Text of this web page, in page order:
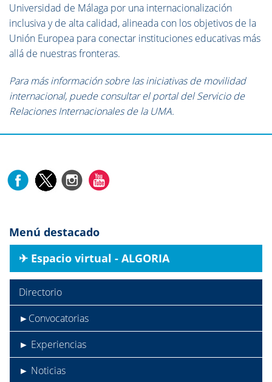
Universidad de Málaga por una internacionalización
inclusiva y de alta calidad, alineada con los objetivos de la
Unión Europea para conectar instituciones educativas más
allá de nuestras fronteras.
Para más información sobre las iniciativas de movilidad
internacional, puede consultar el portal del Servicio de
Relaciones Internacionales de la UMA.
Menú destacado
✈︎ Espacio virtual - ALGORIA
Directorio
►Convocatorias
► Experiencias
► Noticias